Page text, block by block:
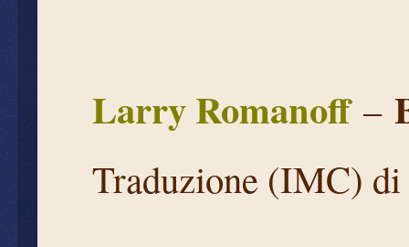
Larry Romanoff –
Traduzione (IMC)